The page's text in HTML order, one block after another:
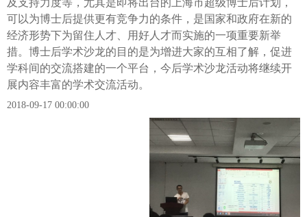
可以为博士后提供更有竞争力的条件，是国家和政府在新的
经济形势下为留住人才、用好人才而实施的一项重要新举
措。博士后学术沙龙的目的是为增进大家的互相了解，促进
学科间的交流搭建的一个平台，今后学术沙龙活动将继续开
展内容丰富的学术交流活动。
2018-09-17 00:00:00